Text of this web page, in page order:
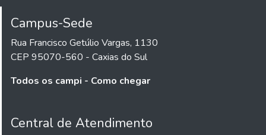
Campus-Sede
Rua Francisco Getúlio Vargas, 1130
CEP 95070-560 - Caxias do Sul
Todos os campi - Como chegar
Central de Atendimento